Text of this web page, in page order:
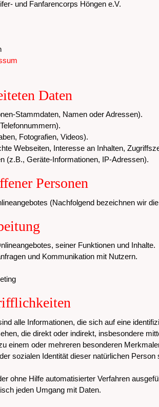
und Fanfarencorps Höngen e.V.
Daten
Stammdaten, Namen oder Adressen).
Fotografien, Videos).
Webseiten, Interesse an Inhalten,
(z.B., Geräte-Informationen, IP-Adressen).
Personen
(Nachfolgend bezeichnen wir
seiner Funktionen und Inhalte.
und Kommunikation mit Nutzern.
alle Informationen, die sich auf eine
die direkt oder indirekt, insbesondere
einem oder mehreren besonderen
sozialen Identität dieser natürlichen Person
ohne Hilfe automatisierter Verfahren
jeden Umgang mit Daten.